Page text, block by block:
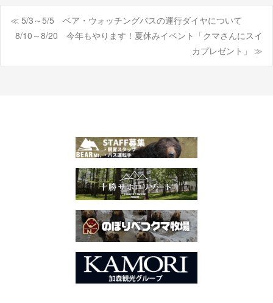
投
稿
≪ 5/3～5/5 ベア・ウォッチングバスの運行ダイヤについて
8/10～8/20 今年もやります！夏休みイベント「クマさんにスイ
カプレゼント」 ≫